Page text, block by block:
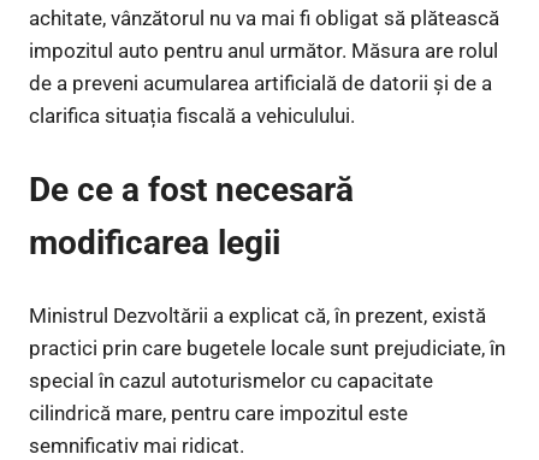
achitate, vânzătorul nu va mai fi obligat să plătească
impozitul auto pentru anul următor. Măsura are rolul
de a preveni acumularea artificială de datorii și de a
clarifica situația fiscală a vehiculului.
De ce a fost necesară
modificarea legii
Ministrul Dezvoltării a explicat că, în prezent, există
practici prin care bugetele locale sunt prejudiciate, în
special în cazul autoturismelor cu capacitate
cilindrică mare, pentru care impozitul este
semnificativ mai ridicat.